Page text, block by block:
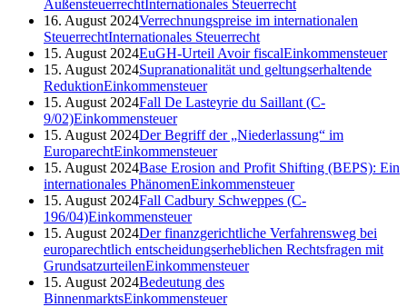
AußensteuerrechtInternationales Steuerrecht
16. August 2024Verrechnungspreise im internationalen
SteuerrechtInternationales Steuerrecht
15. August 2024EuGH-Urteil Avoir fiscalEinkommensteuer
15. August 2024Supranationalität und geltungserhaltende
ReduktionEinkommensteuer
15. August 2024Fall De Lasteyrie du Saillant (C-
9/02)Einkommensteuer
15. August 2024Der Begriff der „Niederlassung“ im
EuroparechtEinkommensteuer
15. August 2024Base Erosion and Profit Shifting (BEPS): Ein
internationales PhänomenEinkommensteuer
15. August 2024Fall Cadbury Schweppes (C-
196/04)Einkommensteuer
15. August 2024Der finanzgerichtliche Verfahrensweg bei
europarechtlich entscheidungserheblichen Rechtsfragen mit
GrundsatzurteilenEinkommensteuer
15. August 2024Bedeutung des
BinnenmarktsEinkommensteuer